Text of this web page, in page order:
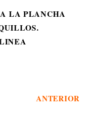
LA PLANCHA
ANTERIOR